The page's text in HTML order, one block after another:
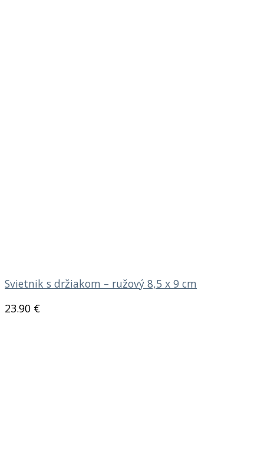
Svietnik s držiakom – ružový 8,5 x 9 cm
23.90 €